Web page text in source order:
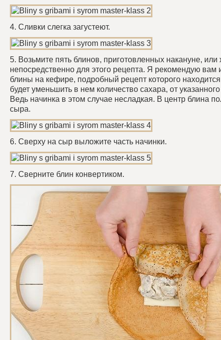
4. Сливки слегка загустеют.
5. Возьмите пять блинов, приготовленных накануне, или
непосредственно для этого рецепта. Я рекомендую вам
блины на кефире, подробный рецепт которого
будет уменьшить в нем количество сахара, от
Ведь начинка в этом случае несладкая. В центр блина
сыра.
6. Сверху на сыр выложите часть начинки.
7. Сверните блин конвертиком.